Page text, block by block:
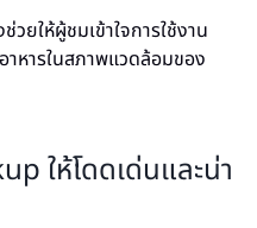
ยให้ผู้ชมเข้าใจการใช้งาน
าหารในสภาพแวดล้อมของ
ให้โดดเด่นและน่า